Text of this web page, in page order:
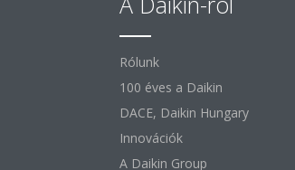
Rólunk
100 éves a Daikin
DACE, Daikin Hungary
Innovációk
A Daikin Group